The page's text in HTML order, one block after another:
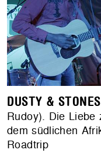
DUSTY & STONES
Rudoy). Die Liebe
dem südlichen
Roadtrip